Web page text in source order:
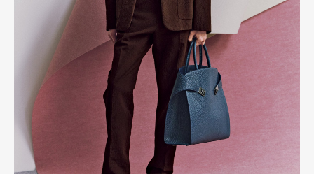
Art&Design Watch
Fashion
Gourmet
Cars
Product Culture Lifestyle
Pen Membership
Magazine
Official Columnist
About
Contact